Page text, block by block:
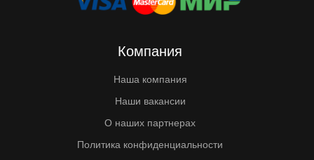
Компания
Наша компания
Наши вакансии
О наших партнерах
Политика конфиденциальности